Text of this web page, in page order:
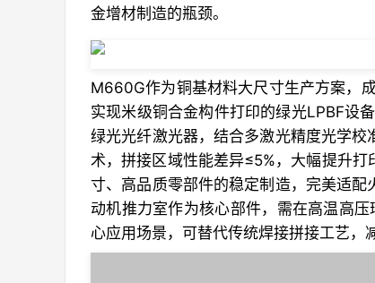
金增材制造的瓶颈。
M660G作为铜基材料大尺寸生产方案，
实现米级铜合金构件打印的绿光LPBF设
绿光光纤激光器，结合多激光精度光学
术，拼接区域性能差异≤5%，大幅提升
寸、高品质零部件的稳定制造，完美适
动机推力室作为核心部件，需在高温高
心应用场景，可替代传统焊接拼接工艺，